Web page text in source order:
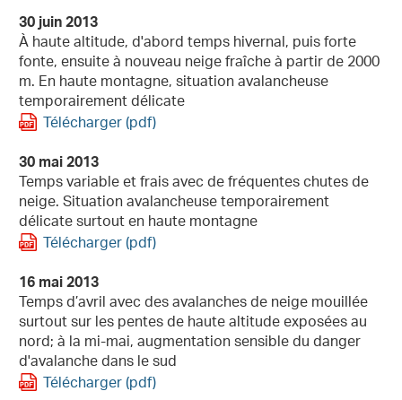
30 juin 2013
À haute altitude, d'abord temps hivernal, puis forte
fonte, ensuite à nouveau neige fraîche à partir de 2000
m. En haute montagne, situation avalancheuse
temporairement délicate
Télécharger (pdf)
30 mai 2013
Temps variable et frais avec de fréquentes chutes de
neige. Situation avalancheuse temporairement
délicate surtout en haute montagne
Télécharger (pdf)
16 mai 2013
Temps d’avril avec des avalanches de neige mouillée
surtout sur les pentes de haute altitude exposées au
nord; à la mi-mai, augmentation sensible du danger
d'avalanche dans le sud
Télécharger (pdf)